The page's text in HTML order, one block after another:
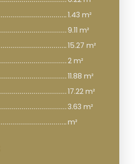
1.43 m²
9.11 m²
15.27 m²
2 m²
11.88 m²
17.22 m²
3.63 m²
m²